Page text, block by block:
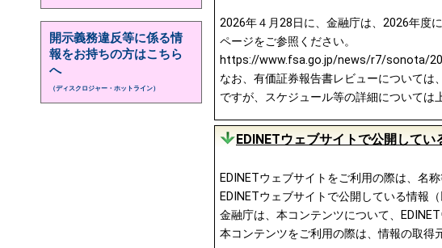
開示義務違反等に係る情
報をお持ちの方はこちら
へ
（ディスクロジャー・ホットライン）
2026年４月28日に、金融庁は、2026年度
ページをご参照ください。
https://www.fsa.go.jp/news/r7/sonota/
なお、有価証券報告書レビューについて
ですが、スケジュール等の詳細については
EDINETウェブサイトで公開してい
EDINETウェブサイトをご利用の際は、名
EDINETウェブサイトで公開している情報
金融庁は、本コンテンツについて、
本コンテンツをご利用の際は、情報の取得